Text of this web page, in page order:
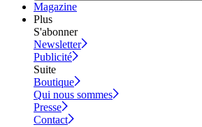
Magazine
Plus
S'abonner
Newsletter
Publicité
Suite
Boutique
Qui nous sommes
Presse
Contact